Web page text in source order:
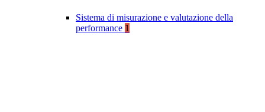
Sistema di misurazione e valutazione della
performance 1